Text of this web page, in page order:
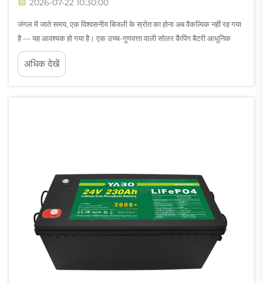
2026-07-22 10:30:00
जंगल में जाते समय, एक विश्वसनीय बिजली के स्रोत का होना अब वैकल्पिक नहीं रह गया
है — यह आवश्यक हो गया है। एक उच्च-गुणवत्ता वाली सोलर कैंपिंग बैटरी आधुनिक
बाहरी उत्साहियों के बीच सबसे अधिक मांग वाले उपकरणों में से एक बन गई है। चाहे...
अधिक देखें